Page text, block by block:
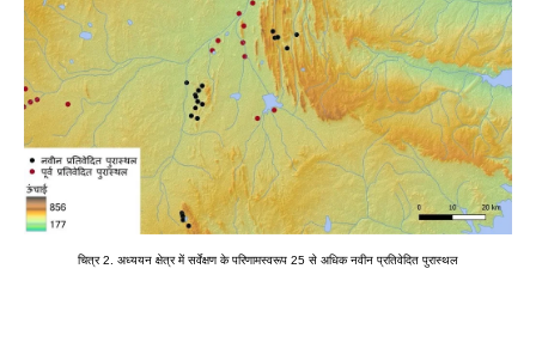
चित्र 2. अध्ययन क्षेत्र में सर्वेक्षण के परिणामस्वरूप 25 से अधिक नवीन प्रतिवेदित पुरास्थल